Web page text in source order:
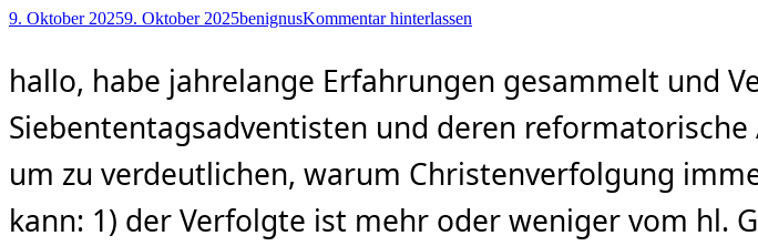
Posted
9. Oktober 20259. Oktober 2025Autor
benignusKommentar hinterlassen
hallo, habe jahrelange Erfahrungen gesammelt und
Siebententagsadventisten und deren
um zu verdeutlichen, warum Christenverfolgung
kann: 1) der Verfolgte ist mehr oder weniger vom hl.